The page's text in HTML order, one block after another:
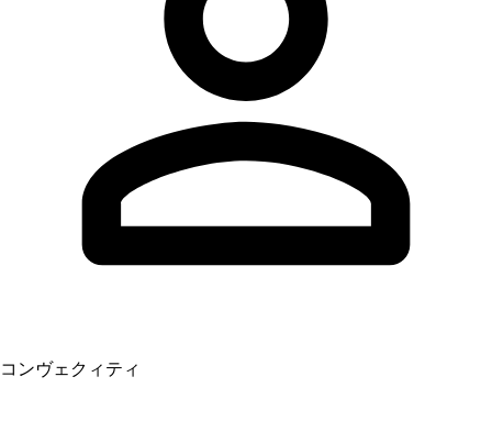
コンヴェクィティ